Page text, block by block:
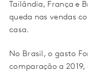
Tailândia, França e
queda nas vendas
casa.
No Brasil, o gasto
comparação a